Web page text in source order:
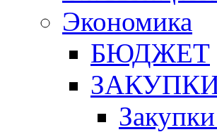
Экономика
БЮДЖЕТ